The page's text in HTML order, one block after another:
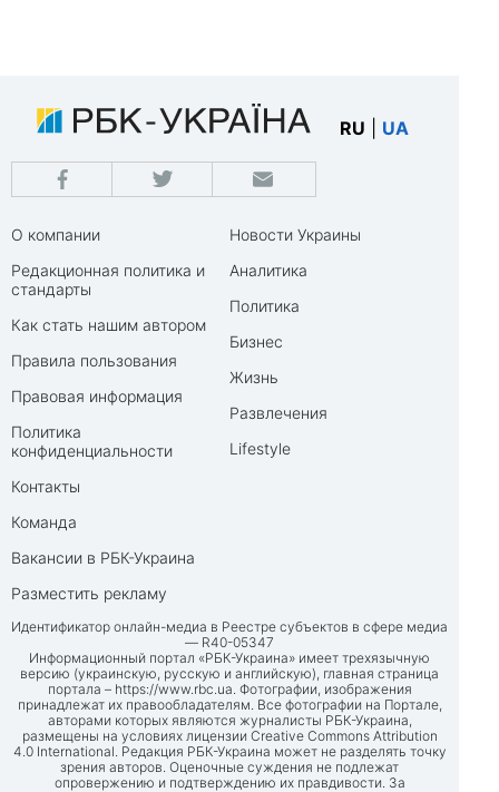
RU UA
О компании
Редакционная политика и
стандарты
Как стать нашим автором
Правила пользования
Правовая информация
Политика
конфиденциальности
Контакты
Команда
Вакансии в РБК-Украина
Разместить рекламу
Новости Украины
Аналитика
Политика
Бизнес
Жизнь
Развлечения
Lifestyle
Идентификатор онлайн-медиа в Реестре субъектов в сфере медиа
— R40-05347
Информационный портал «РБК-Украина» имеет трехязычную
версию (украинскую, русскую и английскую), главная страница
портала – https://www.rbc.ua. Фотографии, изображения
принадлежат их правообладателям. Все фотографии на Портале,
авторами которых являются журналисты РБК-Украина,
размещены на условиях лицензии Creative Commons Attribution
4.0 International. Редакция РБК-Украина может не разделять точку
зрения авторов. Оценочные суждения не подлежат
опровержению и подтверждению их правдивости. За